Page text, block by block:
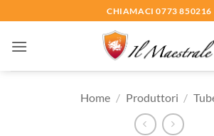
ai
contenuti
CHIAMACI 0773 850216
Home / Produttori /